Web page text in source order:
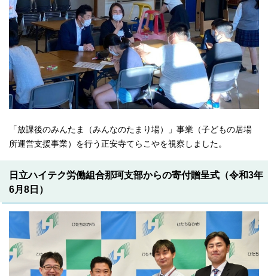
「放課後のみんたま（みんなのたまり場）」事業（子どもの居場
所運営支援事業）を行う正安寺てらこやを視察しました。
日立ハイテク労働組合那珂支部からの寄付贈呈式（令和3年
6月8日）